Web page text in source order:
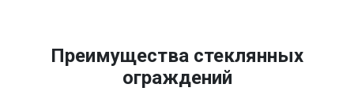
Преимущества стеклянных
ограждений